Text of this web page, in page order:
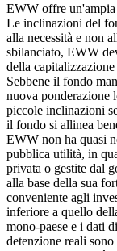
EWW offre un'ampia
Le inclinazioni del
alla necessità e non
sbilanciato, EWW
della
Sebbene il fondo
nuova ponderazione
piccole inclinazioni
il fondo si allinea
EWW non ha quasi
pubblica utilità, in
privata o gestite dal
alla base della sua
conveniente agli
inferiore a quello
mono-paese e i dati
detenzione reali